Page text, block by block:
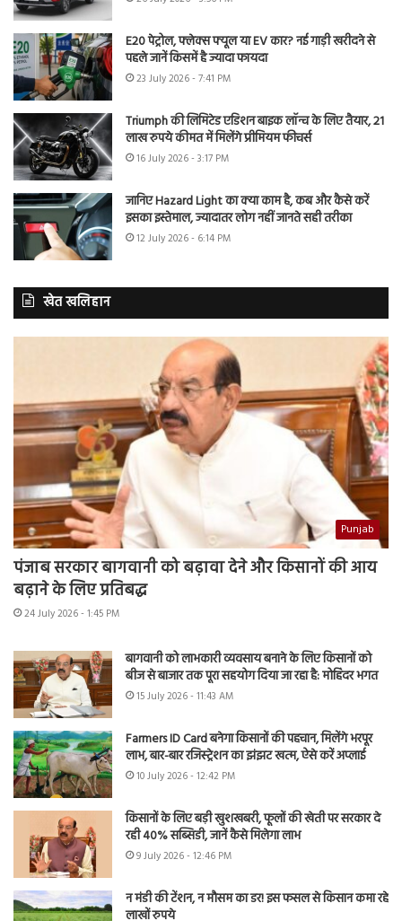
E20 पेट्रोल, फ्लेक्स फ्यूल या EV कार? नई गाड़ी खरीदने से
पहले जानें किसमें है ज्यादा फायदा
23 July 2026 - 7:41 PM
Triumph की लिमिटेड एडिशन बाइक लॉन्च के लिए तैयार, 21
लाख रुपये कीमत में मिलेंगे प्रीमियम फीचर्स
16 July 2026 - 3:17 PM
जानिए Hazard Light का क्या काम है, कब और कैसे करें
इसका इस्तेमाल, ज्यादातर लोग नहीं जानते सही तरीका
12 July 2026 - 6:14 PM
खेत खलिहान
Punjab
पंजाब सरकार बागवानी को बढ़ावा देने और किसानों की आय
बढ़ाने के लिए प्रतिबद्ध
24 July 2026 - 1:45 PM
बागवानी को लाभकारी व्यवसाय बनाने के लिए किसानों को
बीज से बाजार तक पूरा सहयोग दिया जा रहा है: मोहिंदर भगत
15 July 2026 - 11:43 AM
Farmers ID Card बनेगा किसानों की पहचान, मिलेंगे भरपूर
लाभ, बार-बार रजिस्ट्रेशन का झंझट खत्म, ऐसे करें अप्लाई
10 July 2026 - 12:42 PM
किसानों के लिए बड़ी खुशखबरी, फूलों की खेती पर सरकार दे
रही 40% सब्सिडी, जानें कैसे मिलेगा लाभ
9 July 2026 - 12:46 PM
न मंडी की टेंशन, न मौसम का डर! इस फसल से किसान कमा रहे
लाखों रुपये